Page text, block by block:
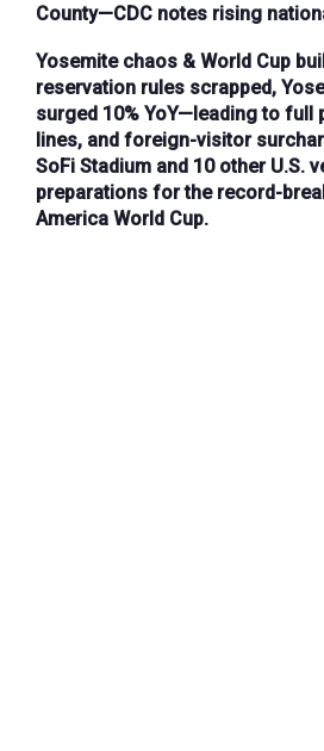
County—CDC notes rising
Yosemite chaos & World Cup
reservation rules scrapped,
surged 10% YoY—leading to full
lines, and foreign-visitor
SoFi Stadium and 10 other U.S.
preparations for the record-
America World Cup.